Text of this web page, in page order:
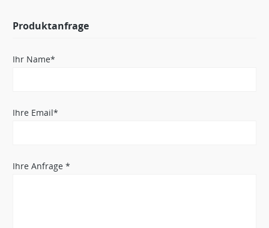
Produktanfrage
Ihr Name*
Ihre Email*
Ihre Anfrage *